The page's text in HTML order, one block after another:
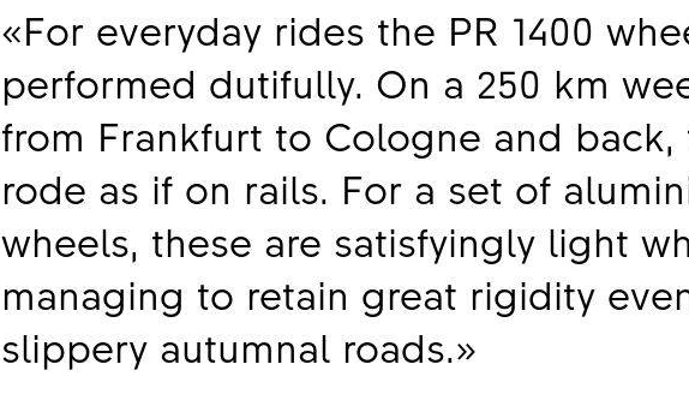
«For everyday rides the PR 1400
performed dutifully. On a 250 km
from Frankfurt to Cologne and back,
rode as if on rails. For a set of
wheels, these are satisfyingly light
managing to retain great rigidity
slippery autumnal roads.»
«For year-round racing, training and
these are excellent wheels with
impressive braking in all conditions.
appearance, build quality and
is first class. And so far, durability
impressive […]»
Czytaj dalej